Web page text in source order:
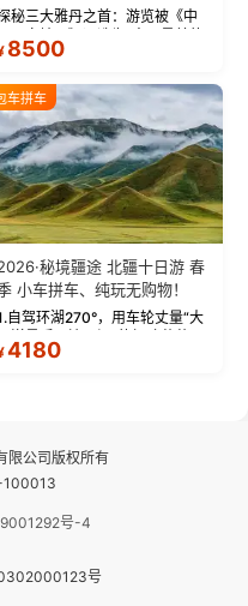
秘三大雅丹之首：游览被《中
国国家地理》评选为“中国最美的
大雅丹”第一名的克拉玛依魔鬼
人最大村落——禾木村，欣赏
雾与小木...
8500
车拼车
秘境疆途 北疆十日游 春
小车拼车、纯玩无购物！
自驾环湖270°，用车轮丈量“大
雪山、花海与深邃湖水在转弯
4180
限公司版权所有
100013
号-4
号